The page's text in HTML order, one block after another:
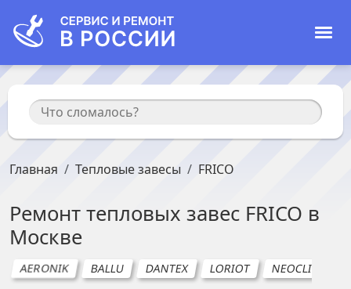
Главная Тепловые завесы FRICO
Ремонт тепловых завес FRICO в
Москве
AERONIK BALLU DANTEX LORIOT NEOCLIMA